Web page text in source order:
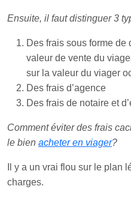
Ensuite, il faut distinguer 3
Des frais sous forme de
valeur de vente du
sur la valeur du viager
Des frais d’agence
Des frais de notaire et
Comment éviter des frais
le bien acheter en viager?
Il y a un vrai flou sur le plan
charges.